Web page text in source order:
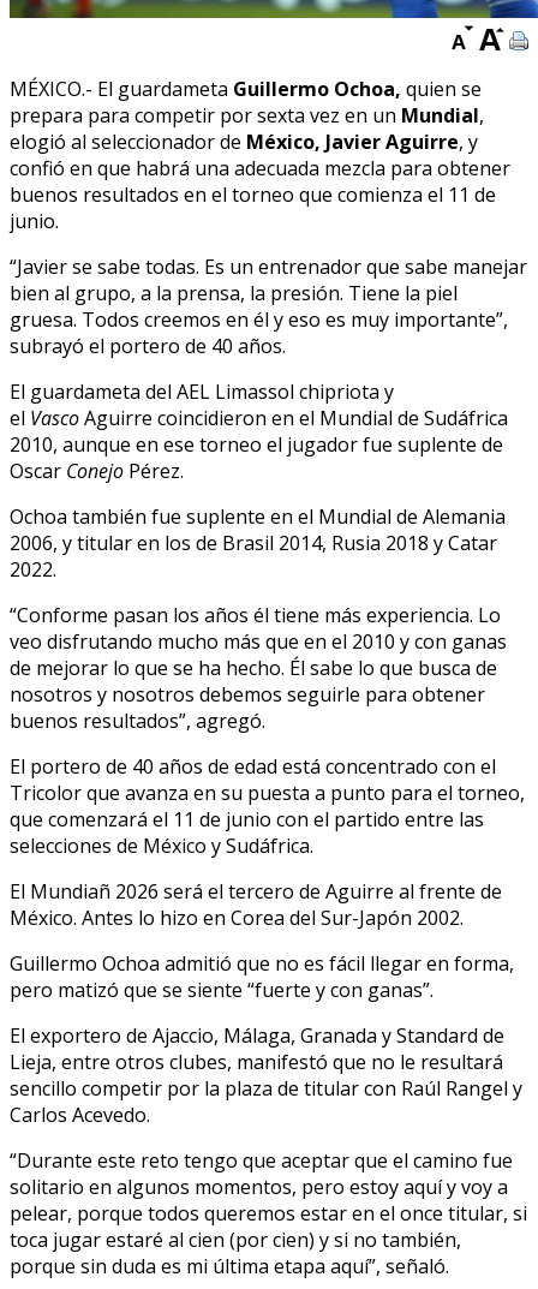
MÉXICO.- El guardameta Guillermo Ochoa, quien se
prepara para competir por sexta vez en un Mundial,
elogió al seleccionador de México, Javier Aguirre, y
confió en que habrá una adecuada mezcla para obtener
buenos resultados en el torneo que comienza el 11 de
junio.
“Javier se sabe todas. Es un entrenador que sabe manejar
bien al grupo, a la prensa, la presión. Tiene la piel
gruesa. Todos creemos en él y eso es muy importante”,
subrayó el portero de 40 años.
El guardameta del AEL Limassol chipriota y
el VascoAguirre coincidieron en el Mundial de Sudáfrica
2010, aunque en ese torneo el jugador fue suplente de
Oscar Conejo Pérez.
Ochoa también fue suplente en el Mundial de Alemania
2006, y titular en los de Brasil 2014, Rusia 2018 y Catar
2022.
“Conforme pasan los años él tiene más experiencia. Lo
veo disfrutando mucho más que en el 2010 y con ganas
de mejorar lo que se ha hecho. Él sabe lo que busca de
nosotros y nosotros debemos seguirle para obtener
buenos resultados”, agregó.
El portero de 40 años de edad está concentrado con el
Tricolor que avanza en su puesta a punto para el torneo,
que comenzará el 11 de junio con el partido entre las
selecciones de México y Sudáfrica.
El Mundiañ 2026 será el tercero de Aguirre al frente de
México. Antes lo hizo en Corea del Sur-Japón 2002.
Guillermo Ochoa admitió que no es fácil llegar en forma,
pero matizó que se siente “fuerte y con ganas”.
El exportero de Ajaccio, Málaga, Granada y Standard de
Lieja, entre otros clubes, manifestó que no le resultará
sencillo competir por la plaza de titular con Raúl Rangel y
Carlos Acevedo.
“Durante este reto tengo que aceptar que el camino fue
solitario en algunos momentos, pero estoy aquí y voy a
pelear, porque todos queremos estar en el once titular, si
toca jugar estaré al cien (por cien) y si no también,
porque sin duda es mi última etapa aquí”, señaló.